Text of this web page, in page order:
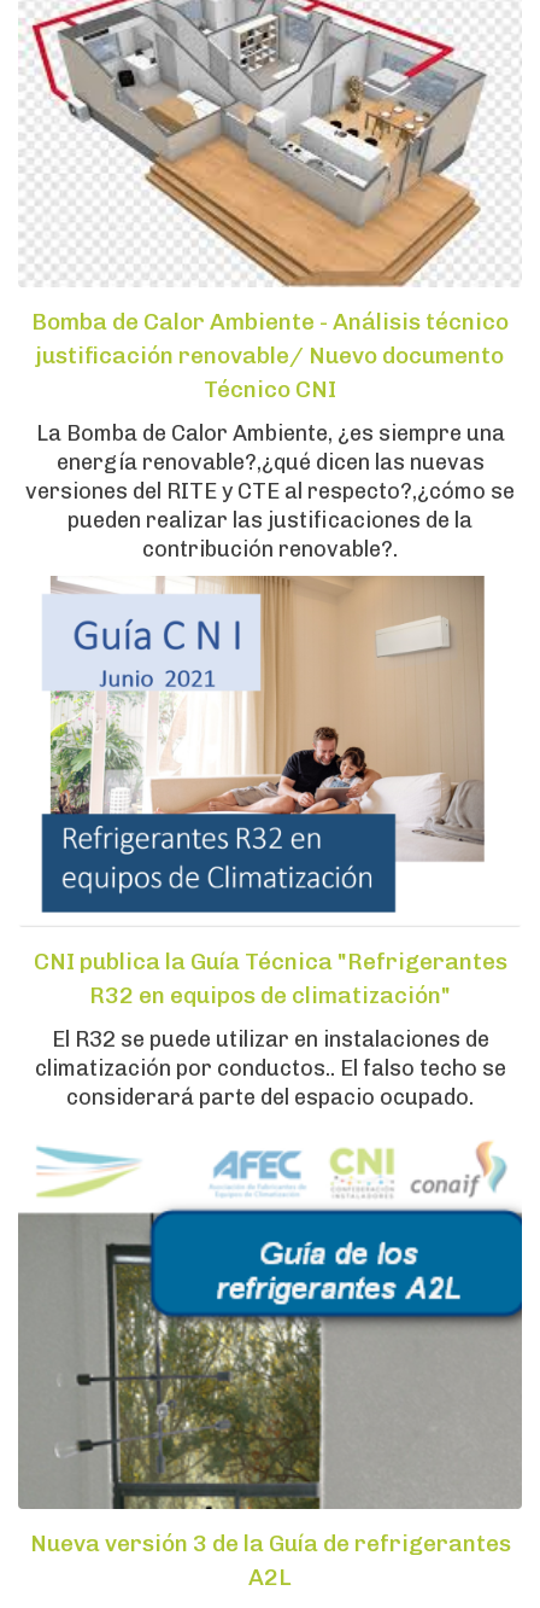
Bomba de Calor Ambiente - Análisis técnico
justificación renovable/ Nuevo documento
Técnico CNI
La Bomba de Calor Ambiente, ¿es siempre una
energía renovable?,¿qué dicen las nuevas
versiones del RITE y CTE al respecto?,¿cómo se
pueden realizar las justificaciones de la
contribución renovable?.
CNI publica la Guía Técnica "Refrigerantes
R32 en equipos de climatización"
El R32 se puede utilizar en instalaciones de
climatización por conductos.. El falso techo se
considerará parte del espacio ocupado.
Nueva versión 3 de la Guía de refrigerantes
A2L